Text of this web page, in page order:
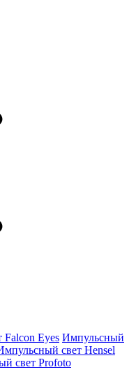
Eyes Импульсный
свет Hensel
свет Profoto